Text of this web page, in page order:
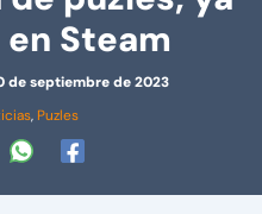
Steam
de septiembre de 2023
, Puzles